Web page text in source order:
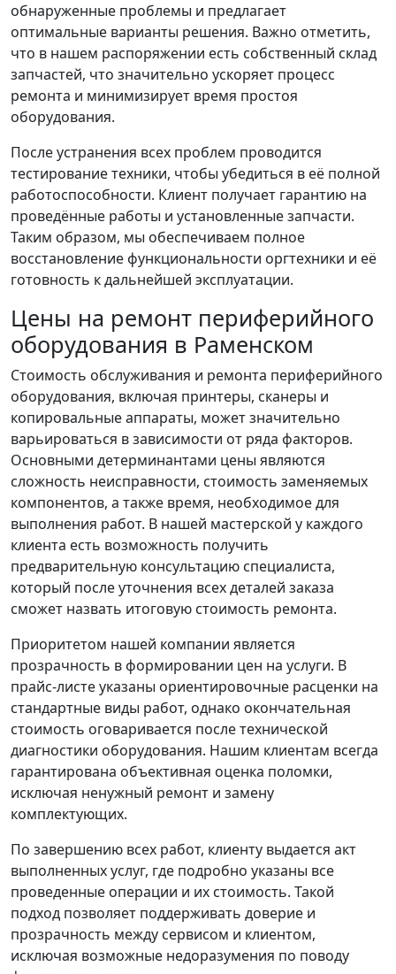
обнаруженные проблемы и предлагает
оптимальные варианты решения. Важно отметить,
что в нашем распоряжении есть собственный склад
запчастей, что значительно ускоряет процесс
ремонта и минимизирует время простоя
оборудования.
После устранения всех проблем проводится
тестирование техники, чтобы убедиться в её полной
работоспособности. Клиент получает гарантию на
проведённые работы и установленные запчасти.
Таким образом, мы обеспечиваем полное
восстановление функциональности оргтехники и её
готовность к дальнейшей эксплуатации.
Цены на ремонт периферийного
оборудования в Раменском
Стоимость обслуживания и ремонта периферийного
оборудования, включая принтеры, сканеры и
копировальные аппараты, может значительно
варьироваться в зависимости от ряда факторов.
Основными детерминантами цены являются
сложность неисправности, стоимость заменяемых
компонентов, а также время, необходимое для
выполнения работ. В нашей мастерской у каждого
клиента есть возможность получить
предварительную консультацию специалиста,
который после уточнения всех деталей заказа
сможет назвать итоговую стоимость ремонта.
Приоритетом нашей компании является
прозрачность в формировании цен на услуги. В
прайс-листе указаны ориентировочные расценки на
стандартные виды работ, однако окончательная
стоимость оговаривается после технической
диагностики оборудования. Нашим клиентам всегда
гарантирована объективная оценка поломки,
исключая ненужный ремонт и замену
комплектующих.
По завершению всех работ, клиенту выдается акт
выполненных услуг, где подробно указаны все
проведенные операции и их стоимость. Такой
подход позволяет поддерживать доверие и
прозрачность между сервисом и клиентом,
исключая возможные недоразумения по поводу